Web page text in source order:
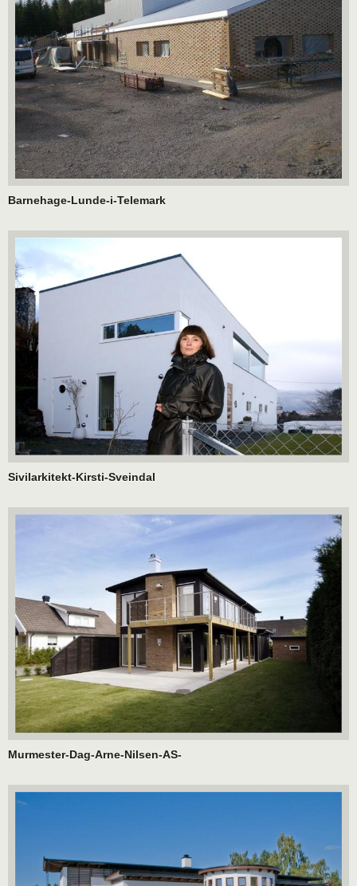
Barnehage-Lunde-i-Telemark
Sivilarkitekt-Kirsti-Sveindal
Murmester-Dag-Arne-Nilsen-AS-